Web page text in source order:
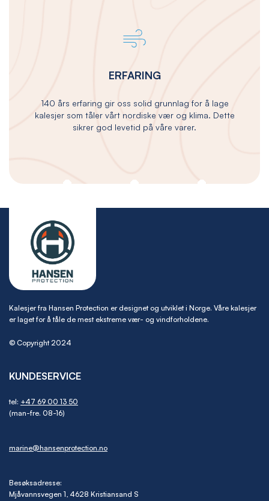
ERFARING
140 års erfaring gir oss solid grunnlag for å lage
kalesjer som tåler vårt nordiske vær og klima. Dette
sikrer god levetid på våre varer.
Kalesjer fra Hansen Protection er designet og utviklet i Norge. Våre kalesjer
er laget for å tåle de mest ekstreme vær- og vindforholdene.
© Copyright 2024
KUNDESERVICE
tel: +47 69 00 13 50
(man-fre. 08-16)
marine@hansenprotection.no
Besøksadresse:
Mjåvannsvegen 1, 4628 Kristiansand S